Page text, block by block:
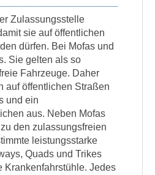
Zulassungsstelle
sie auf öffentlichen
dürfen. Bei Mofas und
Sie gelten als so
Fahrzeuge. Daher
auf öffentlichen Straßen
und ein
aus. Neben Mofas
den zulassungsfreien
leistungsstarke
Quads und Trikes
Krankenfahrstühle. Jedes